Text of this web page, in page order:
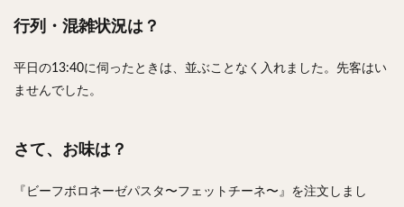
行列・混雑状況は？
平日の13:40に伺ったときは、並ぶことなく入れました。先客はい
ませんでした。
さて、お味は？
『ビーフボロネーゼパスタ〜フェットチーネ〜』を注文しまし